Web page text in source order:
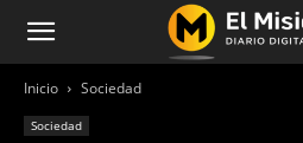
Inicio Sociedad
Sociedad